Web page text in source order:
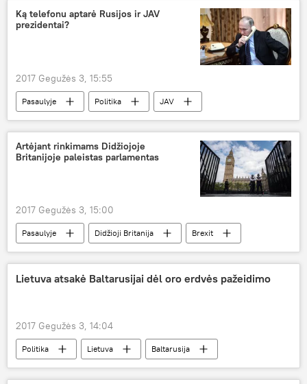
Viduržemio jūra
Ką telefonu aptarė Rusijos ir JAV
prezidentai?
2017 Gegužės 3, 15:55
Pasaulyje Politika
JAV
Rusija
Vladimiras Putinas
Donaldas Trampas
bendradarbiavimas
Artėjant rinkimams Didžiojoje
Britanijoje paleistas parlamentas
2017 Gegužės 3, 15:00
Pasaulyje Didžioji Britanija
Brexit
rinkimai
parlamentas
Didžiosios Britanijos istorinis referendumas
Lietuva atsakė Baltarusijai dėl oro erdvės pažeidimo
2017 Gegužės 3, 14:04
Politika Lietuva
Baltarusija
lėktuvas
nota
diplomatija